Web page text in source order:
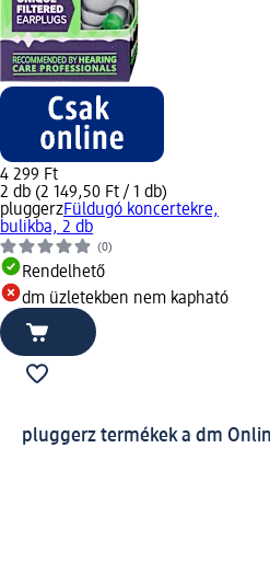
4 299 Ft
2 db (2 149,50 Ft / 1 db)
pluggerzFüldugó koncertekre,
bulikba, 2 db
(0)
Rendelhető
dm üzletekben nem kapható
pluggerz termékek a dm